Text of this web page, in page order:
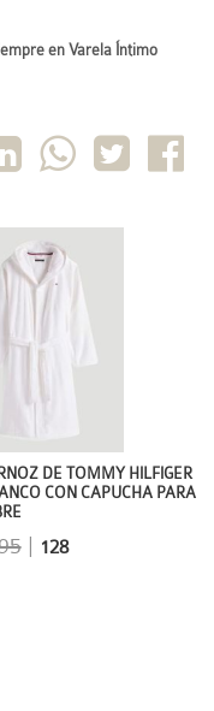
en Varela Íntimo
DE TOMMY HILFIGER
CON CAPUCHA PARA
| 128